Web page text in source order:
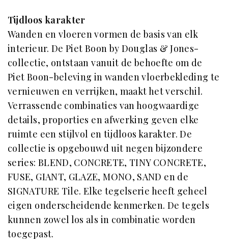
Tijdloos karakter
Wanden en vloeren vormen de basis van elk
interieur. De Piet Boon by Douglas & Jones-
collectie, ontstaan vanuit de behoefte om de
Piet Boon-beleving in wanden vloerbekleding te
vernieuwen en verrijken, maakt het verschil.
Verrassende combinaties van hoogwaardige
details, proporties en afwerking geven elke
ruimte een stijlvol en tijdloos karakter. De
collectie is opgebouwd uit negen bijzondere
series: BLEND, CONCRETE, TINY CONCRETE,
FUSE, GIANT, GLAZE, MONO, SAND en de
SIGNATURE Tile. Elke tegelserie heeft geheel
eigen onderscheidende kenmerken. De tegels
kunnen zowel los als in combinatie worden
toegepast.